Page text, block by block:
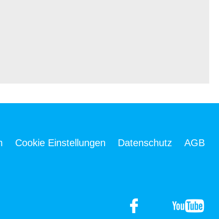
Cookie Einstellungen Datenschutz AGB